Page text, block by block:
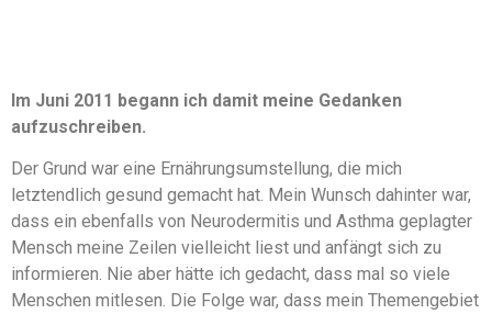
Im Juni 2011 begann ich damit meine Gedanken
aufzuschreiben.
Der Grund war eine Ernährungsumstellung, die mich
letztendlich gesund gemacht hat. Mein Wunsch dahinter war,
dass ein ebenfalls von Neurodermitis und Asthma geplagter
Mensch meine Zeilen vielleicht liest und anfängt sich zu
informieren. Nie aber hätte ich gedacht, dass mal so viele
Menschen mitlesen. Die Folge war, dass mein Themengebiet